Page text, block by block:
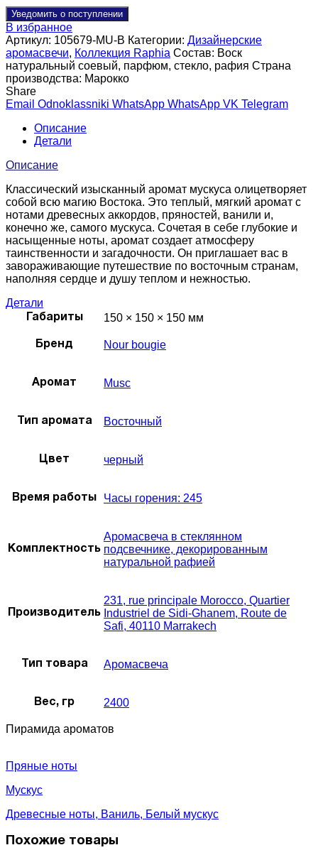
Уведомить о поступлении
В избранное
Артикул: 105679-MU-B Категории: Дизайнерские
аромасвечи, Коллекция Raphia Состав: Воск
натуральный соевый, парфюм, стекло, рафия Страна
производства: Марокко
Share
Email Odnoklassniki WhatsApp WhatsApp VK Telegram
Описание
Детали
Описание
Классический изысканный аромат мускуса олицетворяет
собой всю магию Востока. Это теплый, мягкий аромат с
нотами древесных аккордов, пряностей, ванили и,
конечно же, самого мускуса. Сочетая в себе глубокие и
насыщенные ноты, аромат создает атмосферу
таинственности и загадочности. Он приглашает вас в
завораживающие путешествие по восточным странам,
наполняя сердце и душу теплом и нежностью.
Детали
Габариты 150 × 150 × 150 мм
Бренд Nour bougie
Аромат Musc
Тип аромата Восточный
Цвет черный
Время работы Часы горения: 245
Комплектность
Аромасвеча в стеклянном
подсвечнике, декорированным
натуральной рафией
Производитель
231, rue principale Morocco, Quartier
Industriel de Sidi-Ghanem, Route de
Safi, 40110 Marrakech
Тип товара Аромасвеча
Вес, гр 2400
Пирамида ароматов
Пряные ноты
Мускус
Древесные ноты, Ваниль, Белый мускус
Похожие товары